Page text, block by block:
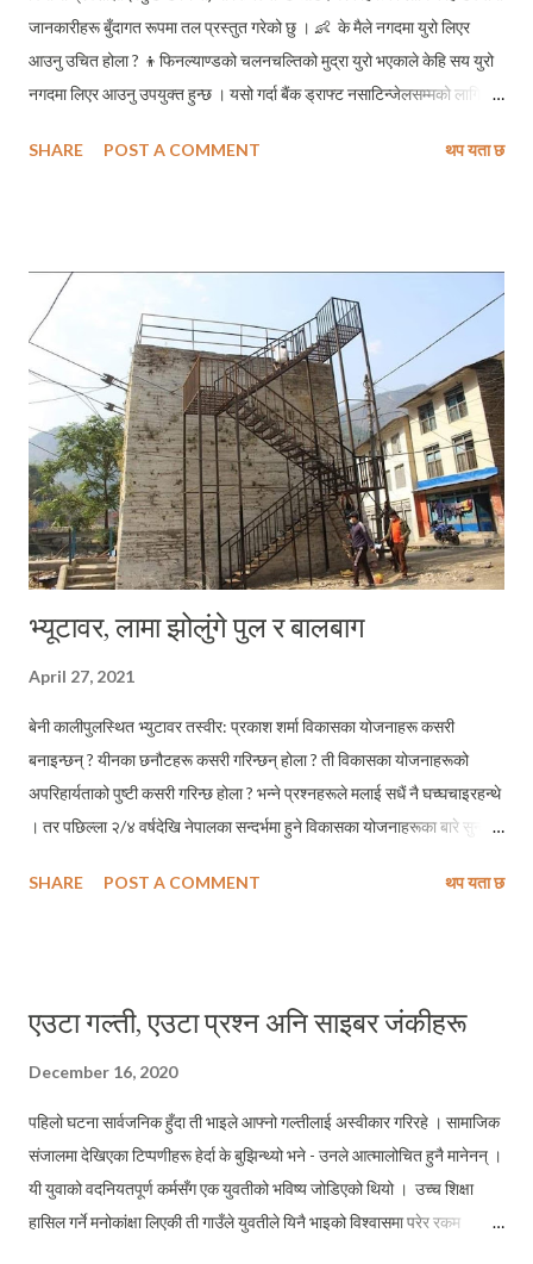
जानकारीहरू बुँदागत रूपमा तल प्रस्तुत गरेको छु । 👶 के मैले नगदमा युरो लिएर
आउनु उचित होला ? 👦फिनल्याण्डको चलनचल्तिको मुद्रा युरो भएकाले केहि सय युरो
नगदमा लिएर आउनु उपयुक्त हुन्छ । यसो गर्दा बैंक ड्राफ्ट नसाटिन्जेलसम्मको लागि
लागि के गर्नुपर्ला ? 👦 युरोपभर नै मोबाइल फोनको सीम पाउनु एकदमै सहज छ । विना
यस्तो सीम प्रायः दुइ खालको हुने गर्छन । एउटा नेटमात्र चलाउन मिल्ने सीम, अर्को
फोन पनि गर्न मिल्ने फोन । अतः फोन पनि गर्न मिल्ने सीम लिनु ठीक होला । जसको
मूल्य पाँचसात युरोभन्दा बढी पर्दैन । पोस्टपेड सीमको लागि फिनल्याण्डमा कम्तिमा २
बर्षदेखि बसेको हुनुपर्छ । अतः आफ्ना चिनजानका तपाइँलाई विश्वास गर्ने (तपैं...
SHARE POST A COMMENT थप यता छ
भ्यूटावर, लामा झोलुंगे पुल र बालबाग
April 27, 2021
बेनी कालीपुलस्थित भ्युटावर तस्वीर: प्रकाश शर्मा विकासका योजनाहरू कसरी
बनाइन्छन् ? यीनका छनौटहरू कसरी गरिन्छन् होला ? ती विकासका योजनाहरूको
अपरिहार्यताको पुष्टी कसरी गरिन्छ होला ? भन्ने प्रश्नहरूले मलाई सधैं नै घच्घचाइरहन्थे
। तर पछिल्ला २/४ वर्षदेखि नेपालका सन्दर्भमा हुने विकासका योजनाहरूका बारे सुन्दै,
जस्तो - कोही उड्डयन मन्त्रीले ठूलो फराकिलो चौर देख्यो - उसको दिमागमा
बाहेक अर्को कुरामा ध्यान दिन सक्दैन । नेताको सनकका अगाडि योजनाको आवश्यकता,
राजमार्ग भएर त्यसका सहायक मार्गहरूलाई पछ्याउँदै गाउँ गाउँका सिंहदरबारसम्म पुग्दो...
SHARE POST A COMMENT थप यता छ
एउटा गल्ती, एउटा प्रश्न अनि साइबर जंकीहरू
December 16, 2020
पहिलो घटना सार्वजनिक हुँदा ती भाइले आफ्नो गल्तीलाई अस्वीकार गरिरहे । सामाजिक
संजालमा देखिएका टिप्पणीहरू हेर्दा के बुझिन्थ्यो भने - उनले आत्मालोचित हुनै मानेनन् ।
यी युवाको वदनियतपूर्ण कर्मसँग एक युवतीको भविष्य जोडिएको थियो । उच्च शिक्षा
हासिल गर्ने मनोकांक्षा लिएकी ती गाउँले युवतीले यिनै भाइको विश्वासमा परेर रकम